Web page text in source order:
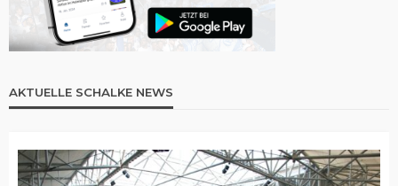
AKTUELLE SCHALKE NEWS